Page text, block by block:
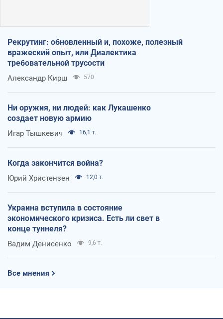
Рекрутинг: обновленный и, похоже, полезный
вражеский опыт, или Диалектика
требовательной трусости
Александр Кирш 570
Ни оружия, ни людей: как Лукашенко
создает новую армию
Игар Тышкевич 16,1 т.
Когда закончится война?
Юрий Христензен 12,0 т.
Украина вступила в состояние
экономического кризиса. Есть ли свет в
конце туннеля?
Вадим Денисенко 9,6 т.
Все мнения